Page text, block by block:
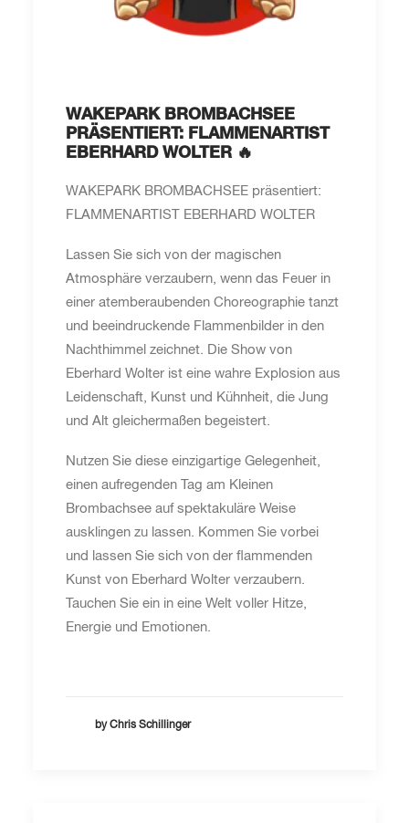
WAKEPARK BROMBACHSEE
PRÄSENTIERT: FLAMMENARTIST
EBERHARD WOLTER 🔥
WAKEPARK BROMBACHSEE präsentiert:
FLAMMENARTIST EBERHARD WOLTER
Lassen Sie sich von der magischen
Atmosphäre verzaubern, wenn das Feuer in
einer atemberaubenden Choreographie tanzt
und beeindruckende Flammenbilder in den
Nachthimmel zeichnet. Die Show von
Eberhard Wolter ist eine wahre Explosion aus
Leidenschaft, Kunst und Kühnheit, die Jung
und Alt gleichermaßen begeistert.
Nutzen Sie diese einzigartige Gelegenheit,
einen aufregenden Tag am Kleinen
Brombachsee auf spektakuläre Weise
ausklingen zu lassen. Kommen Sie vorbei
und lassen Sie sich von der flammenden
Kunst von Eberhard Wolter verzaubern.
Tauchen Sie ein in eine Welt voller Hitze,
Energie und Emotionen.
by Chris Schillinger